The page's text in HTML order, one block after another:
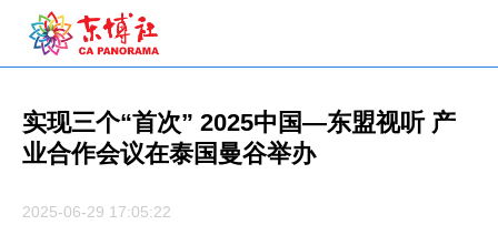
实现三个“首次” 2025中国—东盟视听 产
业合作会议在泰国曼谷举办
2025-06-29 17:05:22